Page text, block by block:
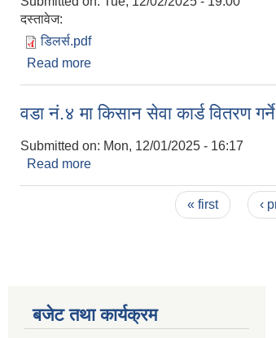
दस्तावेज:
डिलर्स.pdf
Read more
वडा नं.४ मा किसान सेवा कार्ड वितरण
Submitted on: Mon, 12/01/2025 - 16:17
Read more
« first ‹
बजेट तथा कार्यक्रम